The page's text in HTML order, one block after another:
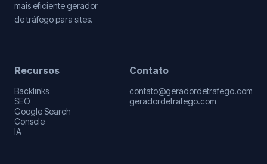
mais eficiente gerador
de tráfego para sites.
Recursos
Backlinks
SEO
Google Search
Console
IA
Contato
contato@geradordetrafego.com
geradordetrafego.com